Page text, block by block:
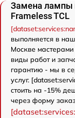
Замена лампы
Frameless TCL
выполняется в
Москве
виды работ и
гарантию - мы в
услуг.
стоить на -15%
через форму